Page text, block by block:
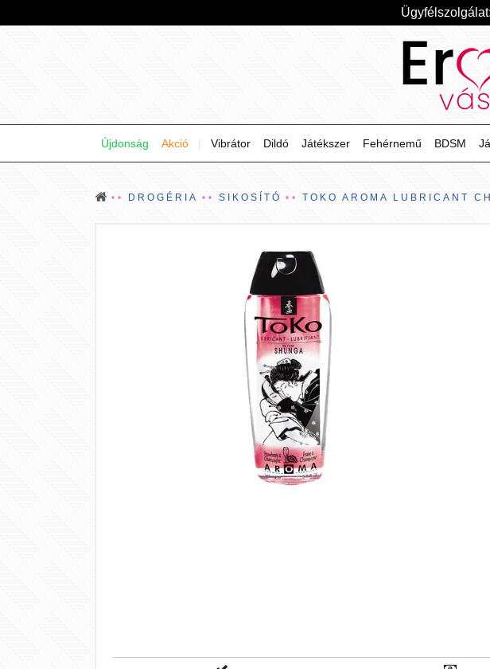
Újdonság Akció | Vibrátor Dildó Játékszer Fehérnemű BDSM
DROGÉRIA SIKOSÍTÓ TOKO AROMA LUBRICANT